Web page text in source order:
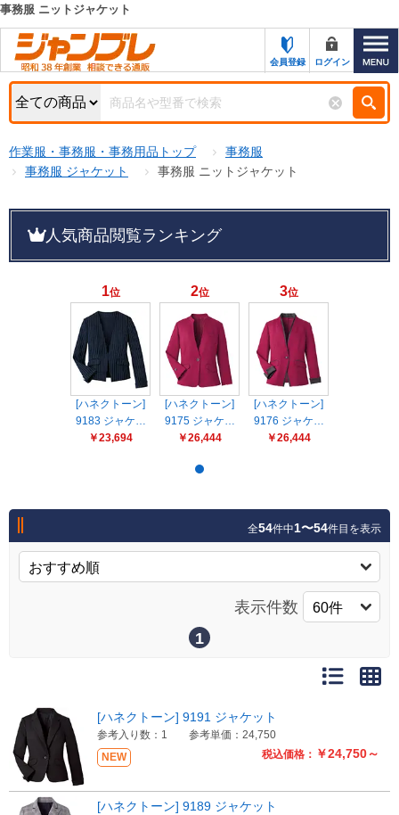
カテゴリー一覧
お知らせ
特集・キャンペーン一覧
初めての方へ
サポート＆ヘルプ
ジャンブレの特長
新規登録キャンペーン
名入れ刺繍
メーカーカタログ一覧
試着サンプル無料貸し出し
デジタルカタログ
（注文番号からご注文）
ログアウト
キーワード検索
検索条件
商品ステータスで絞る
キャンペーン
おすすめ
オリジナル
販売終了
販売価格(税抜き)で絞る
円まで
事務服 ニットジャケット
会員登録 ログイン
作業服・事務服・事務用品トップ
事務服
事務服 ジャケット
事務服 ニットジャケット
人気商品閲覧ランキング
1位
[ハネクトーン]
9183 ジャケ…
￥23,694
2位
[ハネクトーン]
9175 ジャケ…
￥26,444
3位
[ハネクトーン]
9176 ジャケ…
￥26,444
全54件中1〜54件目を表示
表示件数
1
NEW 税込価格： ￥24,750～
[ハネクトーン] 9191 ジャケット
参考入り数：1 参考単価：24,750
[ハネクトーン] 9189 ジャケット